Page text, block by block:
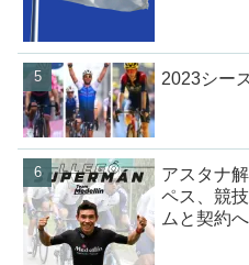
2023シー
アスタナ
ペス、競
ムと契約へ